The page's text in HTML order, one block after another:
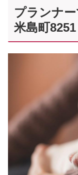
プランナ
米島町8251